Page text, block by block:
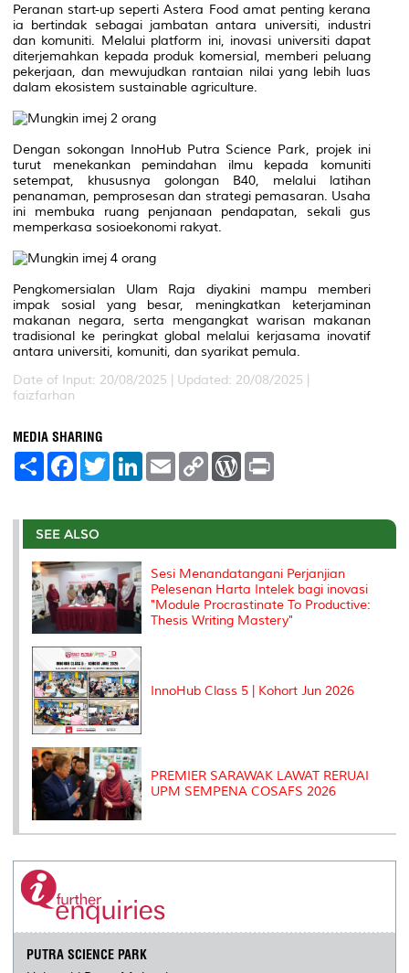
Peranan start-up seperti Astera Food amat penting kerana
ia bertindak sebagai jambatan antara universiti, industri
dan komuniti. Melalui platform ini, inovasi universiti dapat
diterjemahkan kepada produk komersial, memberi peluang
pekerjaan, dan mewujudkan rantaian nilai yang lebih luas
dalam ekosistem sustainable agriculture.
Dengan sokongan InnoHub Putra Science Park, projek ini
turut menekankan pemindahan ilmu kepada komuniti
setempat, khususnya golongan B40, melalui latihan
penanaman, pemprosesan dan strategi pemasaran. Usaha
ini membuka ruang penjanaan pendapatan, sekali gus
memperkasa sosioekonomi rakyat.
Pengkomersialan Ulam Raja diyakini mampu memberi
impak sosial yang besar, meningkatkan keterjaminan
makanan negara, serta mengangkat warisan makanan
tradisional ke peringkat global melalui kerjasama inovatif
antara universiti, komuniti, dan syarikat pemula.
Date of Input: 20/08/2025 | Updated: 20/08/2025 |
faizfarhan
MEDIA SHARING
S
e
F
a
b
o
o
k
T
w
t
r
L
e
I
E
m
l
C
L
n
W
P
e
s
t
SEE ALSO
Sesi Menandatangani Perjanjian
Pelesenan Harta Intelek bagi inovasi
"Module Procrastinate To Productive:
Thesis Writing Mastery"
InnoHub Class 5 | Kohort Jun 2026
PREMIER SARAWAK LAWAT RERUAI
UPM SEMPENA COSAFS 2026
PUTRA SCIENCE PARK